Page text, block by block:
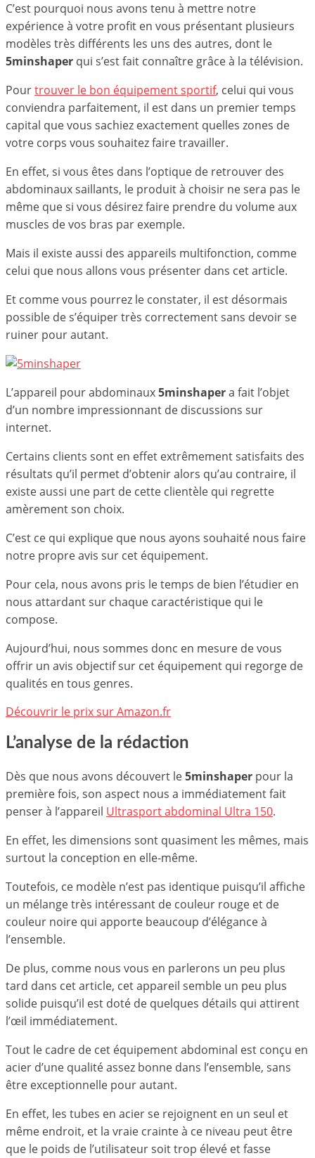
C’est pourquoi nous avons tenu à mettre notre
expérience à votre profit en vous présentant plusieurs
modèles très différents les uns des autres, dont le
5minshaper qui s’est fait connaître grâce à la télévision.
Pourtrouver le bon équipement sportif, celui qui vous
conviendra parfaitement, il est dans un premier temps
capital que vous sachiez exactement quelles zones de
votre corps vous souhaitez faire travailler.
En effet, si vous êtes dans l’optique de retrouver des
abdominaux saillants, le produit à choisir ne sera pas le
même que si vous désirez faire prendre du volume aux
muscles de vos bras par exemple.
Mais il existe aussi des appareils multifonction, comme
celui que nous allons vous présenter dans cet article.
Et comme vous pourrez le constater, il est désormais
possible de s’équiper très correctement sans devoir se
ruiner pour autant.
L’appareil pour abdominaux5minshapera fait l’objet
d’un nombre impressionnant de discussions sur
internet.
Certains clients sont en effet extrêmement satisfaits des
résultats qu’il permet d’obtenir alors qu’au contraire, il
existe aussi une part de cette clientèle qui regrette
amèrement son choix.
C’est ce qui explique que nous ayons souhaité nous faire
notre propre avis sur cet équipement.
Pour cela, nous avons pris le temps de bien l’étudier en
nous attardant sur chaque caractéristique qui le
compose.
Aujourd’hui, nous sommes donc en mesure de vous
offrir un avis objectif sur cet équipement qui regorge de
qualités en tous genres.
Découvrir le prix sur Amazon.fr
L’analyse de la rédaction
Dès que nous avons découvert le5minshaper pour la
première fois, son aspect nous a immédiatement fait
penser à l’appareil Ultrasport abdominal Ultra 150.
En effet, les dimensions sont quasiment les mêmes, mais
surtout la conception en elle-même.
Toutefois, ce modèle n’est pas identique puisqu’il affiche
un mélange très intéressant de couleur rouge et de
couleur noire qui apporte beaucoup d’élégance à
l’ensemble.
De plus, comme nous vous en parlerons un peu plus
tard dans cet article, cet appareil semble un peu plus
solide puisqu’il est doté de quelques détails qui attirent
l’œil immédiatement.
Tout le cadre de cet équipement abdominal est conçu en
acier d’une qualité assez bonne dans l’ensemble, sans
être exceptionnelle pour autant.
En effet, les tubes en acier se rejoignent en un seul et
même endroit, et la vraie crainte à ce niveau peut être
que le poids de l’utilisateur soit trop élevé et fasse